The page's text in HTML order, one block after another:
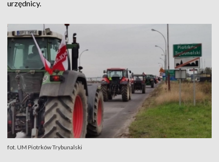
urzędnicy.
fot. UM Piotrków Trybunalski